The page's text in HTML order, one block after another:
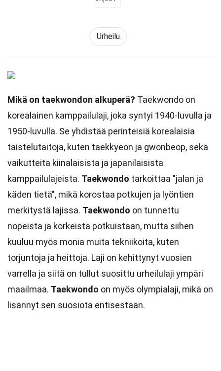
Urheilu
Mikä on taekwondon alkuperä? Taekwondo on
korealainen kamppailulaji, joka syntyi 1940-luvulla ja
1950-luvulla. Se yhdistää perinteisiä korealaisia
taistelutaitoja, kuten taekkyeon ja gwonbeop, sekä
vaikutteita kiinalaisista ja japanilaisista
kamppailulajeista. Taekwondo tarkoittaa "jalan ja
käden tietä", mikä korostaa potkujen ja lyöntien
merkitystä lajissa. Taekwondo on tunnettu
nopeista ja korkeista potkuistaan, mutta siihen
kuuluu myös monia muita tekniikoita, kuten
torjuntoja ja heittoja. Laji on kehittynyt vuosien
varrella ja siitä on tullut suosittu urheilulaji ympäri
maailmaa. Taekwondo on myös olympialaji, mikä on
lisännyt sen suosiota entisestään.